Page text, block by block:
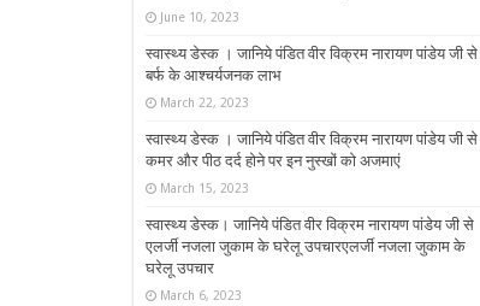
June 10, 2023
स्वास्थ्य डेस्क । जानिये पंडित वीर विक्रम नारायण पांडेय जी से
बर्फ के आश्चर्यजनक लाभ
March 22, 2023
स्वास्थ्य डेस्क । जानिये पंडित वीर विक्रम नारायण पांडेय जी से
कमर और पीठ दर्द होने पर इन नुस्‍खों को अजमाएं
March 15, 2023
स्वास्थ्य डेस्क। जानिये पंडित वीर विक्रम नारायण पांडेय जी से
एलर्जी नजला जुकाम के घरेलू उपचारएलर्जी नजला जुकाम के
घरेलू उपचार
March 6, 2023